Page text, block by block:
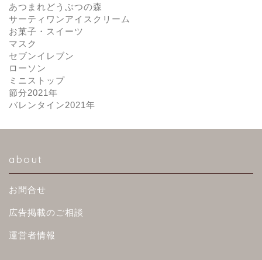
あつまれどうぶつの森
サーティワンアイスクリーム
お菓子・スイーツ
マスク
セブンイレブン
ローソン
ミニストップ
節分2021年
バレンタイン2021年
about
お問合せ
広告掲載のご相談
運営者情報